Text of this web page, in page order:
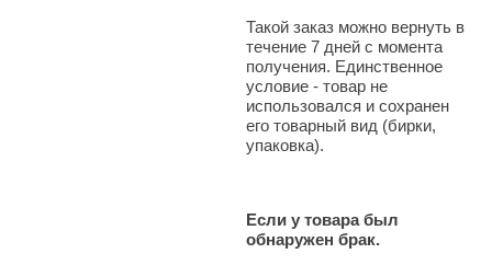
Такой заказ можно вернуть в
течение 7 дней с момента
получения. Единственное
условие - товар не
использовался и сохранен
его товарный вид (бирки,
упаковка).
Если у товара был
обнаружен брак.